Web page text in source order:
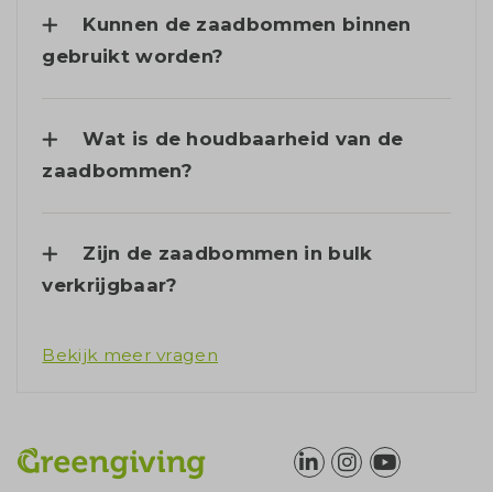
Kunnen de zaadbommen binnen
gebruikt worden?
Wat is de houdbaarheid van de
zaadbommen?
Zijn de zaadbommen in bulk
verkrijgbaar?
Bekijk meer vragen